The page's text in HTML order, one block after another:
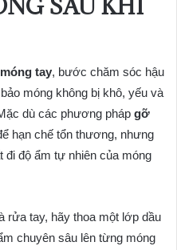
SAU KHI
tay, bước chăm sóc hậu
móng không bị khô, yếu và
dù các phương pháp gỡ
hạn chế tổn thương, nhưng
đi độ ẩm tự nhiên của móng
rửa tay, hãy thoa một lớp dầu
chuyên sâu lên từng móng